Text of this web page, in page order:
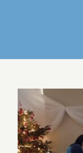
GALERIJA